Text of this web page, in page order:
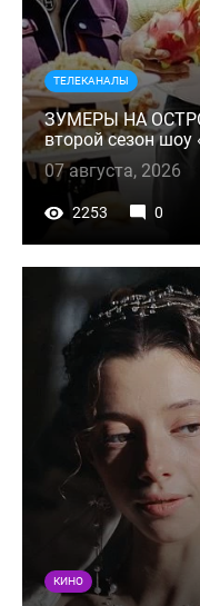
ТЕЛЕКАНАЛЫ
ЗУМЕРЫ НА
второй сезон
07 августа, 2026
2253 0
КИНО